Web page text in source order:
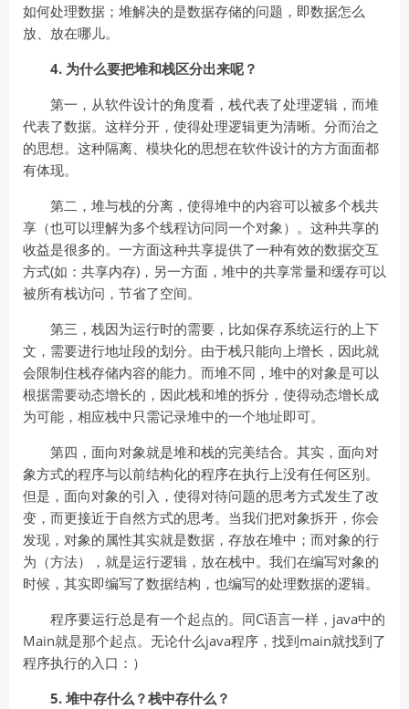
如何处理数据；堆解决的是数据存储的问题，即数据怎么
放、放在哪儿。
4. 为什么要把堆和栈区分出来呢？
第一，从软件设计的角度看，栈代表了处理逻辑，而堆
代表了数据。这样分开，使得处理逻辑更为清晰。分而治之
的思想。这种隔离、模块化的思想在软件设计的方方面面都
有体现。
第二，堆与栈的分离，使得堆中的内容可以被多个栈共
享（也可以理解为多个线程访问同一个对象）。这种共享的
收益是很多的。一方面这种共享提供了一种有效的数据交互
方式(如：共享内存)，另一方面，堆中的共享常量和缓存可以
被所有栈访问，节省了空间。
第三，栈因为运行时的需要，比如保存系统运行的上下
文，需要进行地址段的划分。由于栈只能向上增长，因此就
会限制住栈存储内容的能力。而堆不同，堆中的对象是可以
根据需要动态增长的，因此栈和堆的拆分，使得动态增长成
为可能，相应栈中只需记录堆中的一个地址即可。
第四，面向对象就是堆和栈的完美结合。其实，面向对
象方式的程序与以前结构化的程序在执行上没有任何区别。
但是，面向对象的引入，使得对待问题的思考方式发生了改
变，而更接近于自然方式的思考。当我们把对象拆开，你会
发现，对象的属性其实就是数据，存放在堆中；而对象的行
为（方法），就是运行逻辑，放在栈中。我们在编写对象的
时候，其实即编写了数据结构，也编写的处理数据的逻辑。
程序要运行总是有一个起点的。同C语言一样，java中的
Main就是那个起点。无论什么java程序，找到main就找到了
程序执行的入口：）
5. 堆中存什么？栈中存什么？